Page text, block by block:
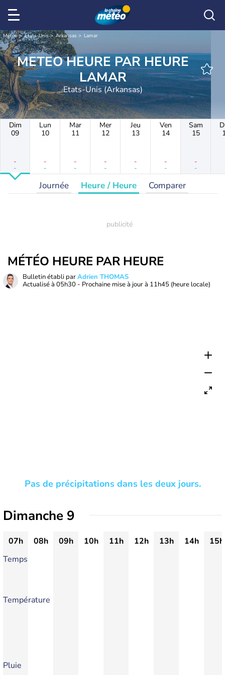
Météo Etats-Unis Arkansas Lamar
METEO HEURE PAR HEURE
LAMAR
Etats-Unis (Arkansas)
Dim
09
-
-
Lun
10
-
-
Mar
11
-
-
Mer
12
-
-
Jeu
13
-
-
Ven
14
-
-
Sam
15
-
-
Journée Heure / Heure Comparer
MÉTÉO HEURE PAR HEURE
Bulletin établi parAdrien THOMAS
Actualisé à 05h30 - Prochaine mise à jour à 11h45 (heure locale)
Pas de précipitations dans les deux jours.
Dimanche 9
07h 08h 09h 10h 11h 12h 13h 14h
15h
Temps
Température
Pluie